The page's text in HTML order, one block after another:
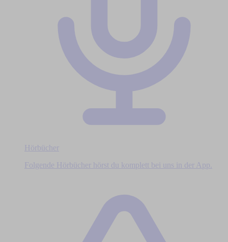
Hörbücher
Folgende Hörbücher hörst du komplett bei uns in der App.